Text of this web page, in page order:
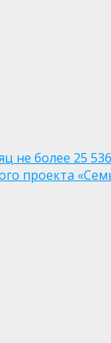
не более 25
проекта